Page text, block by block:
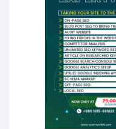
পিএইচডি করছেন
সারা দেশে বজ্রাঘাতে
কঠোর হচ্ছে এসএসসি
ফরিদগঞ্জে আগুনে